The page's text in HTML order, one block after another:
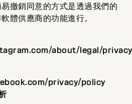
撤銷同意的方式是透過我們的
體供應商的功能進行。
about/legal/
privacy/policy